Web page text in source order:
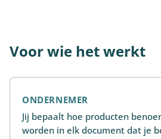
Voor wie het werkt
ONDERNEMER
Jij bepaalt hoe producten
worden in elk document dat je